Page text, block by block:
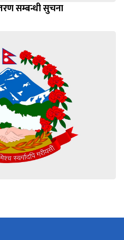
सम्बन्धी सुचना